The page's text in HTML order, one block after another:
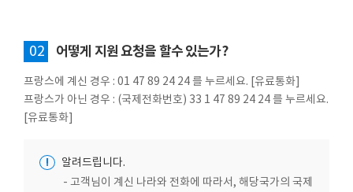
02 어떻게 지원 요청을 할수 있는가?
프랑스에 계신 경우 : 01 47 89 24 24 를 누르세요. [유료통화]
프랑스가 아닌 경우 : (국제전화번호) 33 1 47 89 24 24 를 누르세요.
[유료통화]
!
알려드립니다.
- 고객님이 계신 나라와 전화에 따라서, 해당국가의 국제